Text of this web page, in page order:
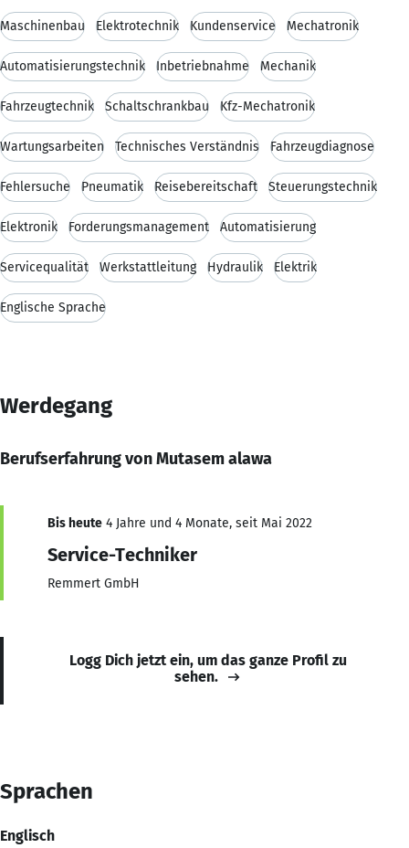
Maschinenbau Elektrotechnik Kundenservice Mechatronik
Automatisierungstechnik Inbetriebnahme Mechanik
Fahrzeugtechnik Schaltschrankbau Kfz-Mechatronik
Wartungsarbeiten Technisches Verständnis Fahrzeugdiagnose
Fehlersuche Pneumatik Reisebereitschaft Steuerungstechnik
Elektronik Forderungsmanagement Automatisierung
Servicequalität Werkstattleitung Hydraulik Elektrik
Englische Sprache
Werdegang
Berufserfahrung von Mutasem alawa
Bis heute 4 Jahre und 4 Monate, seit Mai 2022
Service-Techniker
Remmert GmbH
Logg Dich jetzt ein, um das ganze Profil zu
sehen.
Sprachen
Englisch